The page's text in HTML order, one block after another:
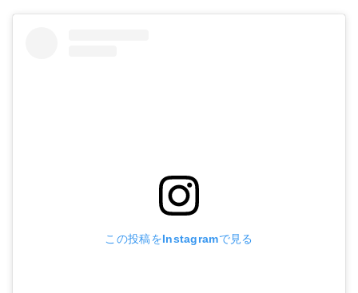
この投稿をInstagramで見る